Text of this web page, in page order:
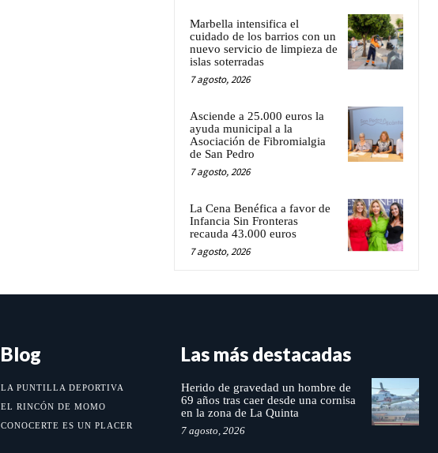
Marbella intensifica el
cuidado de los barrios con un
nuevo servicio de limpieza de
islas soterradas
7 agosto, 2026
Asciende a 25.000 euros la
ayuda municipal a la
Asociación de Fibromialgia
de San Pedro
7 agosto, 2026
La Cena Benéfica a favor de
Infancia Sin Fronteras
recauda 43.000 euros
7 agosto, 2026
Blog
LA PUNTILLA DEPORTIVA
EL RINCÓN DE MOMO
CONOCERTE ES UN PLACER
Las más destacadas
Herido de gravedad un hombre de
69 años tras caer desde una cornisa
en la zona de La Quinta
7 agosto, 2026